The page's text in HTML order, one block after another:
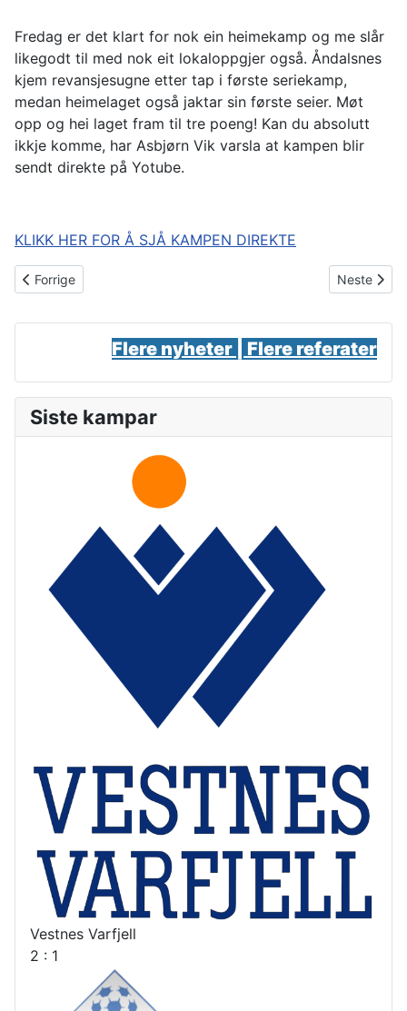
Fredag er det klart for nok ein heimekamp og me slår
likegodt til med nok eit lokaloppgjer også. Åndalsnes
kjem revansjesugne etter tap i første seriekamp,
medan heimelaget også jaktar sin første seier. Møt
opp og hei laget fram til tre poeng! Kan du absolutt
ikkje komme, har Asbjørn Vik varsla at kampen blir
sendt direkte på Yotube.
KLIKK HER FOR Å SJÅ KAMPEN DIREKTE
Forrige artikkel: Møter Træff 2 heime måndag kl 19
Forrige Neste
Neste
Flere nyheter | Flere referater
Siste kampar
Vestnes Varfjell
2 : 1